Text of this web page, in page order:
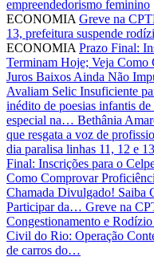
empreendedorismo feminino
ECONOMIA Greve na
13, prefeitura suspende
ECONOMIA Prazo Final:
Terminam Hoje; Veja Como
Juros Baixos Ainda Não
Avaliam Selic Insuficiente
inédito de poesias infantis
especial na… Bethânia
que resgata a voz de
dia paralisa linhas 11, 12 e
Final: Inscrições para o
Como Comprovar
Chamada Divulgado! Saiba
Participar da… Greve na
Congestionamento e
Civil do Rio: Operação
de carros do…